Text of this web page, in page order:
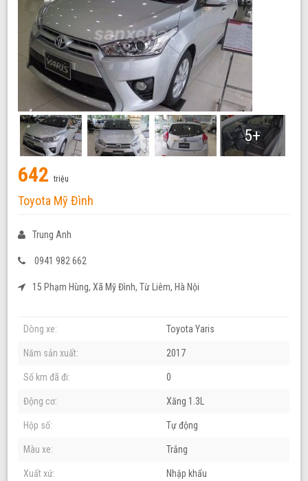
5+
642triệu
Toyota Mỹ Đình
Trung Anh
0941 982 662
15 Phạm Hùng, Xã Mỹ Đình, Từ Liêm, Hà Nội
Dòng xe: Toyota Yaris
Năm sản xuất: 2017
Số km đã đi: 0
Động cơ: Xăng 1.3L
Hộp số: Tự động
Màu xe: Trắng
Xuất xứ: Nhập khẩu